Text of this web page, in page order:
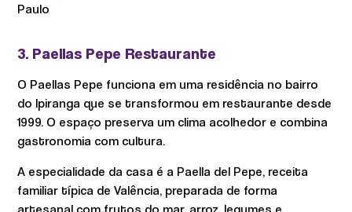
Paulo
3. Paellas Pepe Restaurante
O Paellas Pepe funciona em uma residência no bairro
do Ipiranga que se transformou em restaurante desde
1999. O espaço preserva um clima acolhedor e combina
gastronomia com cultura.
A especialidade da casa é a Paella del Pepe, receita
familiar típica de Valência, preparada de forma
artesanal com frutos do mar, arroz, legumes e